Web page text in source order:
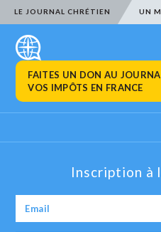
LE JOURNAL CHRÉTIEN UN
FAITES UN DON AU
VOS IMPÔTS EN FRANCE
Inscription à